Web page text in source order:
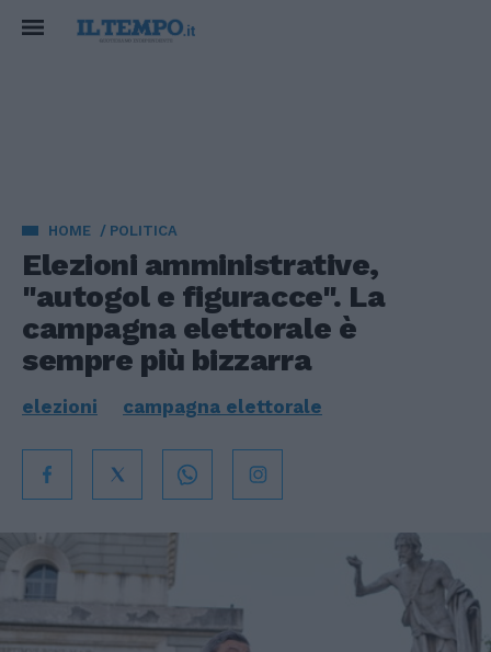
HOME POLITICA
Elezioni amministrative,
"autogol e figuracce". La
campagna elettorale è
sempre più bizzarra
elezioni campagna elettorale